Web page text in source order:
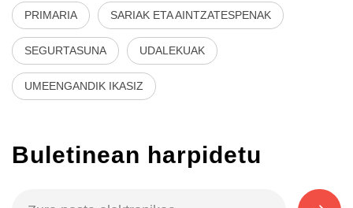
PRIMARIA SARIAK ETA AINTZATESPENAK
SEGURTASUNA UDALEKUAK
UMEENGANDIK IKASIZ
Buletinean harpidetu